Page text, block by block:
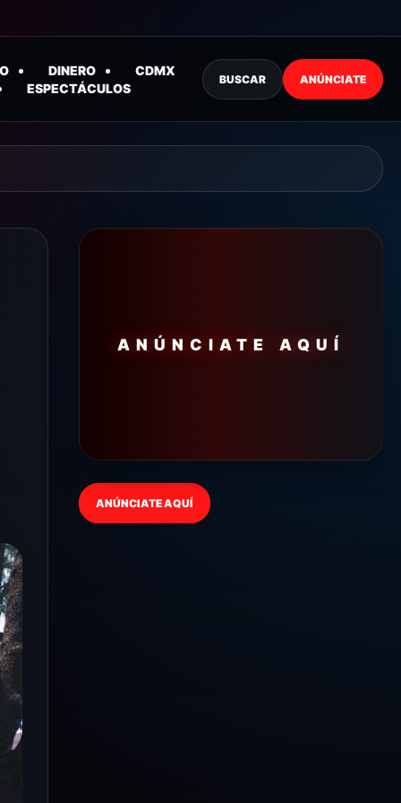
DINERO
CDMX
ESPECTÁCULOS
BUSCAR ANÚNCIATE
ANÚNCIATE AQUÍ
ANÚNCIATE AQUÍ